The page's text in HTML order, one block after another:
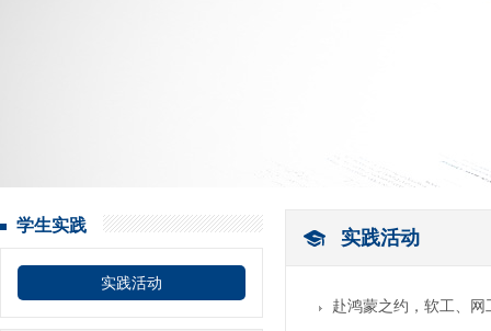
学生实践
实践活动
实践活动
赴鸿蒙之约，软工、